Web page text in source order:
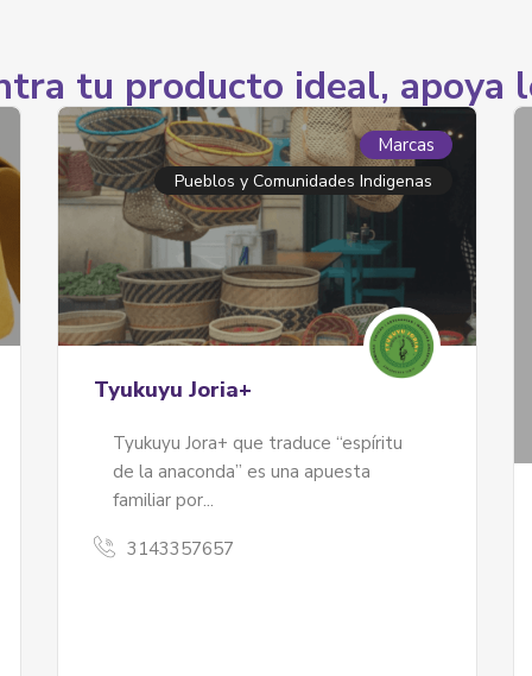
tu producto ideal, apoya
Marcas
Jade Moda y Accesorios
con amor para realzar tu belleza